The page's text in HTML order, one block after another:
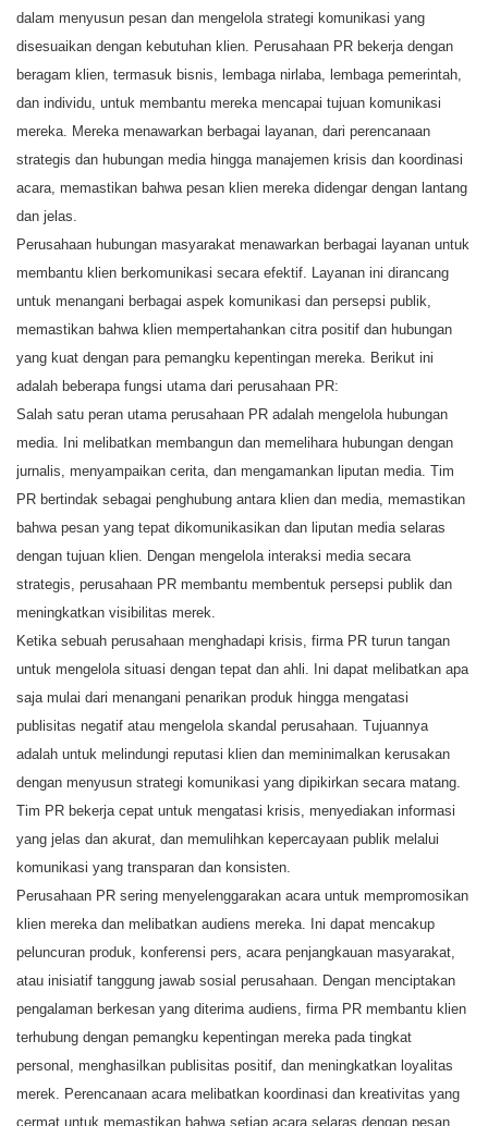
dalam menyusun pesan dan mengelola strategi komunikasi yang
disesuaikan dengan kebutuhan klien. Perusahaan PR bekerja dengan
beragam klien, termasuk bisnis, lembaga nirlaba, lembaga pemerintah,
dan individu, untuk membantu mereka mencapai tujuan komunikasi
mereka. Mereka menawarkan berbagai layanan, dari perencanaan
strategis dan hubungan media hingga manajemen krisis dan koordinasi
acara, memastikan bahwa pesan klien mereka didengar dengan lantang
dan jelas.
Perusahaan hubungan masyarakat menawarkan berbagai layanan untuk
membantu klien berkomunikasi secara efektif. Layanan ini dirancang
untuk menangani berbagai aspek komunikasi dan persepsi publik,
memastikan bahwa klien mempertahankan citra positif dan hubungan
yang kuat dengan para pemangku kepentingan mereka. Berikut ini
adalah beberapa fungsi utama dari perusahaan PR:
Salah satu peran utama perusahaan PR adalah mengelola hubungan
media. Ini melibatkan membangun dan memelihara hubungan dengan
jurnalis, menyampaikan cerita, dan mengamankan liputan media. Tim
PR bertindak sebagai penghubung antara klien dan media, memastikan
bahwa pesan yang tepat dikomunikasikan dan liputan media selaras
dengan tujuan klien. Dengan mengelola interaksi media secara
strategis, perusahaan PR membantu membentuk persepsi publik dan
meningkatkan visibilitas merek.
Ketika sebuah perusahaan menghadapi krisis, firma PR turun tangan
untuk mengelola situasi dengan tepat dan ahli. Ini dapat melibatkan apa
saja mulai dari menangani penarikan produk hingga mengatasi
publisitas negatif atau mengelola skandal perusahaan. Tujuannya
adalah untuk melindungi reputasi klien dan meminimalkan kerusakan
dengan menyusun strategi komunikasi yang dipikirkan secara matang.
Tim PR bekerja cepat untuk mengatasi krisis, menyediakan informasi
yang jelas dan akurat, dan memulihkan kepercayaan publik melalui
komunikasi yang transparan dan konsisten.
Perusahaan PR sering menyelenggarakan acara untuk mempromosikan
klien mereka dan melibatkan audiens mereka. Ini dapat mencakup
peluncuran produk, konferensi pers, acara penjangkauan masyarakat,
atau inisiatif tanggung jawab sosial perusahaan. Dengan menciptakan
pengalaman berkesan yang diterima audiens, firma PR membantu klien
terhubung dengan pemangku kepentingan mereka pada tingkat
personal, menghasilkan publisitas positif, dan meningkatkan loyalitas
merek. Perencanaan acara melibatkan koordinasi dan kreativitas yang
cermat untuk memastikan bahwa setiap acara selaras dengan pesan